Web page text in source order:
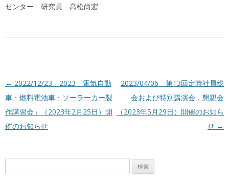
センター 研究員 高松尚宏
投稿ナビゲーション
← 2022/12/23 2023「電気自動
車・燃料電池車・ソーラーカー製
作講習会」（2023年2月25日）開
催のお知らせ
2023/04/06 第13回定時社員総
会および特別講演会，懇親会
（2023年5月29日）開催のお知ら
せ →
索: